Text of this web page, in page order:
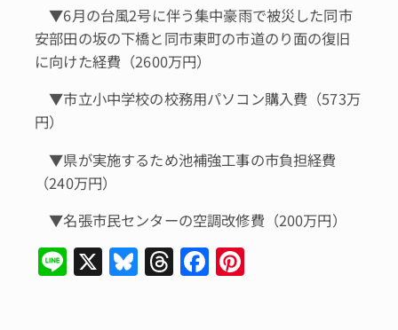
▼6月の台風2号に伴う集中豪雨で被災した同市
安部田の坂の下橋と同市東町の市道のり面の復旧
に向けた経費（2600万円）
▼市立小中学校の校務用パソコン購入費（573万
円）
▼県が実施するため池補強工事の市負担経費
（240万円）
▼名張市民センターの空調改修費（200万円）
Li
n
X Bl
u
T
hr
F
a